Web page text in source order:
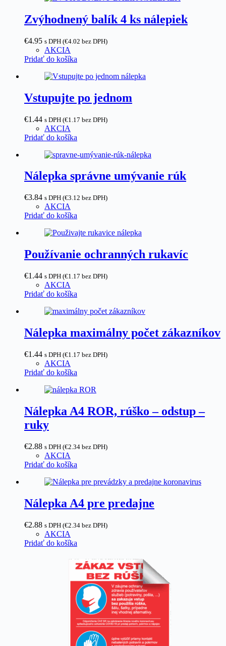
Zvýhodnený balík 4 ks nálepiek
€4.95 s DPH (€4.02 bez DPH)
AKCIA
Pridať do košíka
Vstupujte po jednom
€1.44 s DPH (€1.17 bez DPH)
AKCIA
Pridať do košíka
Nálepka správne umývanie rúk
€3.84 s DPH (€3.12 bez DPH)
AKCIA
Pridať do košíka
Používanie ochranných rukavíc
€1.44 s DPH (€1.17 bez DPH)
AKCIA
Pridať do košíka
Nálepka maximálny počet zákazníkov
€1.44 s DPH (€1.17 bez DPH)
AKCIA
Pridať do košíka
Nálepka A4 ROR, rúško – odstup –
ruky
€2.88 s DPH (€2.34 bez DPH)
AKCIA
Pridať do košíka
Nálepka A4 pre predajne
€2.88 s DPH (€2.34 bez DPH)
AKCIA
Pridať do košíka